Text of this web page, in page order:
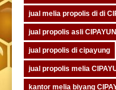
jual melia propolis di di
jual propolis asli
jual propolis di cipayung
jual propolis melia
kantor melia biyang